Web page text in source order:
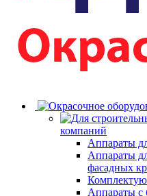
компаний
Аппараты
Аппараты
фасадных
Аппараты с